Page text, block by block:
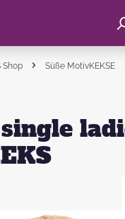
Shop
Süße MotivKEKSE